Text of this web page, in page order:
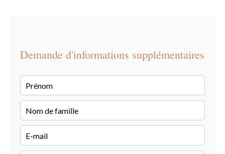
Demande d'informations supplémentaires